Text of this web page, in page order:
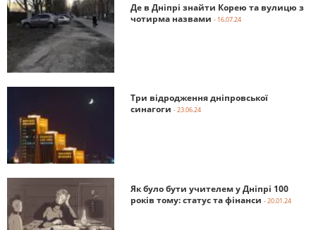
Де в Дніпрі знайти Корею та вулицю з
чотирма назвами - 16.07.24
Три відродження дніпровської
синагоги - 23.06.24
Як було бути учителем у Дніпрі 100
років тому: статус та фінанси - 20.01.24